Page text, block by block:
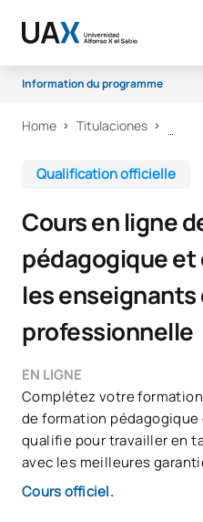
Information du programme
Programme
FAQ
Home Titulaciones
Qualification officielle
Cours en ligne
pédagogique
les
professionnelle
EN LIGNE
Complétez votre
de formation
qualifie pour travailler en
avec les meilleures
Cours officiel.